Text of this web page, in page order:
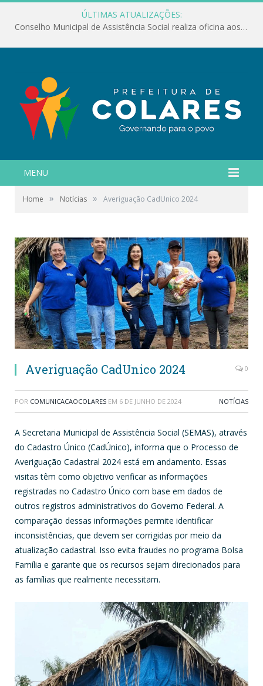
ÚLTIMAS ATUALIZAÇÕES:
Conselho Municipal de Assistência Social realiza oficina aos servidores
MENU
Home » Notícias » Averiguação CadUnico 2024
Averiguação CadUnico 2024 0
POR COMUNICACAOCOLARES EM 6 DE JUNHO DE 2024 NOTÍCIAS
A Secretaria Municipal de Assistência Social (SEMAS), através
do Cadastro Único (CadÚnico), informa que o Processo de
Averiguação Cadastral 2024 está em andamento. Essas
visitas têm como objetivo verificar as informações
registradas no Cadastro Único com base em dados de
outros registros administrativos do Governo Federal. A
comparação dessas informações permite identificar
inconsistências, que devem ser corrigidas por meio da
atualização cadastral. Isso evita fraudes no programa Bolsa
Família e garante que os recursos sejam direcionados para
as famílias que realmente necessitam.